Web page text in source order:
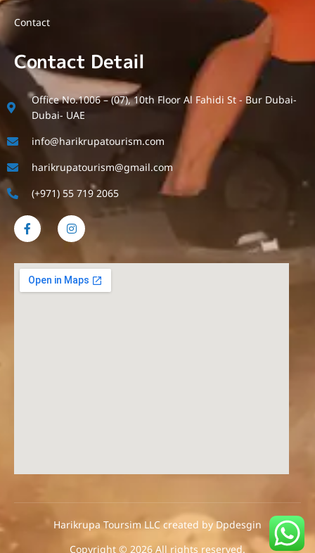
Contact
Contact Detail
Office No.1006 – (07), 10th Floor Al Fahidi St - Bur Dubai-
Dubai- UAE
info@harikrupatourism.com
harikrupatourism@gmail.com
(+971) 55 719 2065
Harikrupa Toursim LLC created by Dpdesgin
Copyright © 2026 All rights reserved.